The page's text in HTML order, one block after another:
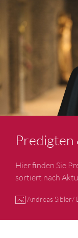
Predigten
Hier finden Sie
sortiert nach
Andreas Sibler/